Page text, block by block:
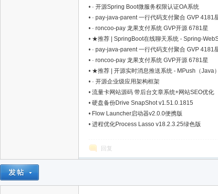
• · 开源Spring Boot微服务权限认证OA系统
• · pay-java-parent 一行代码支付聚合 GVP 4181
• · roncoo-pay 龙果支付系统 GVP开源 6781星
• ★推荐 | SpringBoot在线聊天系统 - Spring-
• · pay-java-parent 一行代码支付聚合 GVP 4181
• · roncoo-pay 龙果支付系统 GVP开源 6781星
• ★推荐 | 开源实时消息推送系统 - MPush（Java
• · 开源企业级应用架构框架
• 流量卡网站源码 带后台文章系统+网站SEO优化
• 硬盘备份Drive SnapShot v1.51.0.1815
• Flow Launcher启动器v2.0.0便携版
• 进程优化Process Lasso v18.2.3.25绿色版
回复